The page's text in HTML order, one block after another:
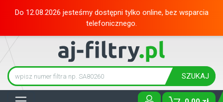
Do 12.08.2026 jesteśmy dostępni tylko online, bez wsparcia
telefonicznego.
SZUKAJ